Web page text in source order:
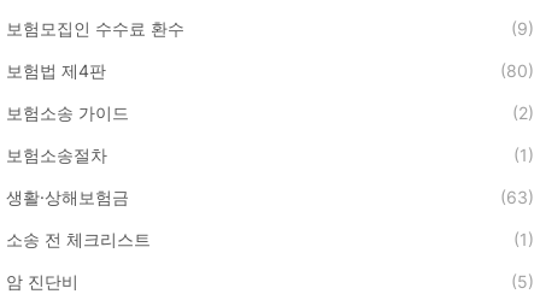
보험모집인 수수료 환수 (9)
보험법 제4판 (80)
보험소송 가이드 (2)
보험소송절차 (1)
생활·상해보험금 (63)
소송 전 체크리스트 (1)
암 진단비 (5)